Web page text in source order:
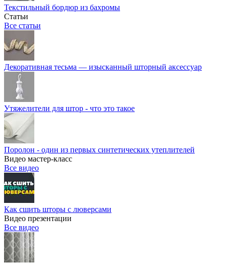
Текстильный бордюр из бахромы
Статьи
Все статьи
Декоративная тесьма — изысканный шторный аксессуар
Утяжелители для штор - что это такое
Поролон - один из первых синтетических утеплителей
Видео мастер-класс
Все видео
Как сшить шторы с люверсами
Видео презентации
Все видео